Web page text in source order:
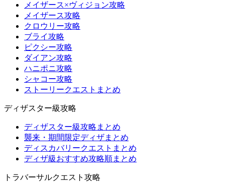
メイザース×ヴィジョン攻略
メイザース攻略
クロウリー攻略
ブライ攻略
ピクシー攻略
ダイアン攻略
ハニポニ攻略
シャコー攻略
ストーリークエストまとめ
ディザスター級攻略
ディザスター級攻略まとめ
襲来・期間限定ディザまとめ
ディスカバリークエストまとめ
ディザ級おすすめ攻略順まとめ
トラバーサルクエスト攻略